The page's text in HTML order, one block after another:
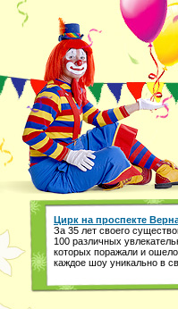
Цирк на проспекте
За 35 лет своего
100 различных
которых поражали и
каждое шоу уникально в